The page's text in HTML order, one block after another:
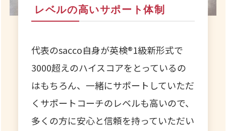
レベルの高いサポート体制
代表のsacco自身が英検®︎1級新形式で
3000超えのハイスコアをとっているの
はもちろん、一緒にサポートしていただ
くサポートコーチのレベルも高いので、
多くの方に安心と信頼を持っていただい